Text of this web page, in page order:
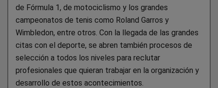
de Fórmula 1, de motociclismo y los grandes
campeonatos de tenis como Roland Garros y
Wimbledon, entre otros. Con la llegada de las grandes
citas con el deporte, se abren también procesos de
selección a todos los niveles para reclutar
profesionales que quieran trabajar en la organización y
desarrollo de estos acontecimientos.